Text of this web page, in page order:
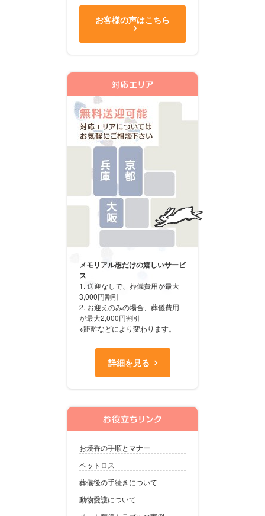
お客様の声はこちら
メモリアル想だけの嬉しいサービ
ス
1. 送迎なしで、葬儀費用が最大
3,000円割引
2. お迎えのみの場合、葬儀費用
が最大2,000円割引
※距離などにより変わります。
詳細を見る
お焼香の手順とマナー
ペットロス
葬儀後の手続きについて
動物愛護について